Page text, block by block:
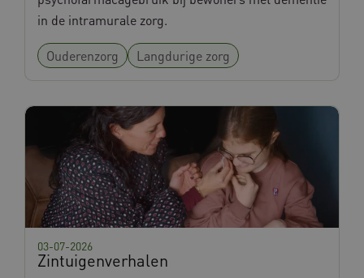
in de intramurale zorg.
Ouderenzorg Langdurige zorg
Zintuigenverhalen
03-07-2026